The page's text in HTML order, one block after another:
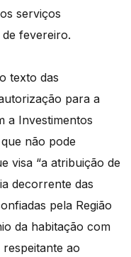
serviços
de fevereiro.
texto das
para a
a Investimentos
não pode
visa “a atribuição de
decorrente das
pela Região
da habitação com
ao